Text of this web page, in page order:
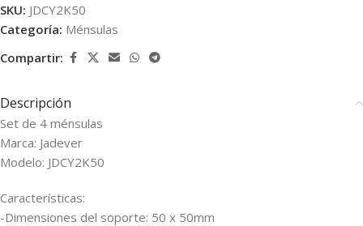
SKU: JDCY2K50
Categoría: Ménsulas
Compartir:
Descripción
Set de 4 ménsulas
Marca: Jadever
Modelo: JDCY2K50
Características:
-Dimensiones del soporte: 50 x 50mm